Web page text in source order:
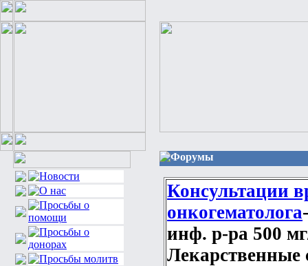
Форумы
Консультации
онкогематолога
инф. р-ра 500
Лекарственные